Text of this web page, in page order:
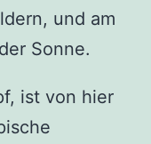
und am
Sonne.
ist von hier